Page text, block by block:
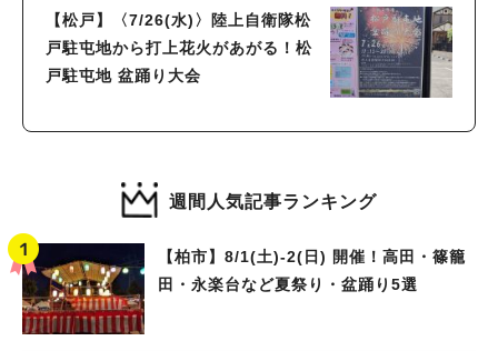
【松戸】〈7/26(水)〉陸上自衛隊松
戸駐屯地から打上花火があがる！松
戸駐屯地 盆踊り大会
週間人気記事ランキング
【柏市】8/1(土)‐2(日) 開催！高田・篠籠
田・永楽台など夏祭り・盆踊り5選